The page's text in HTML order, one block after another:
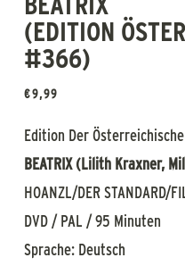
(EDITION
#366)
€9,99
Edition Der
BEATRIX (Lilith Kraxner,
HOANZL/DER STANDARD/
DVD / PAL / 95 Minuten
Sprache: Deutsch